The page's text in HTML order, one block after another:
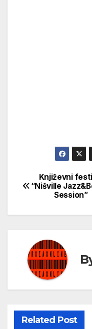
чланка
Književni
“Nišville
Session”
Related Post